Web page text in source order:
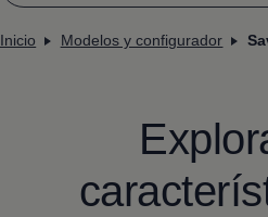
Inicio Modelos y configurador